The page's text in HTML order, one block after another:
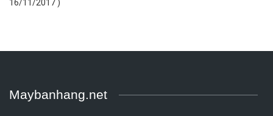
16/11/2017 )
Maybanhang.net